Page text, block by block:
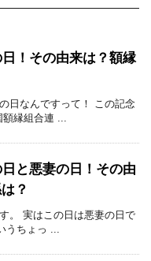
！その由来は？額縁
日なんですって！ この記念
額縁組合連 ...
と悪妻の日！その由
？
。 実はこの日は悪妻の日で
うちょっ ...